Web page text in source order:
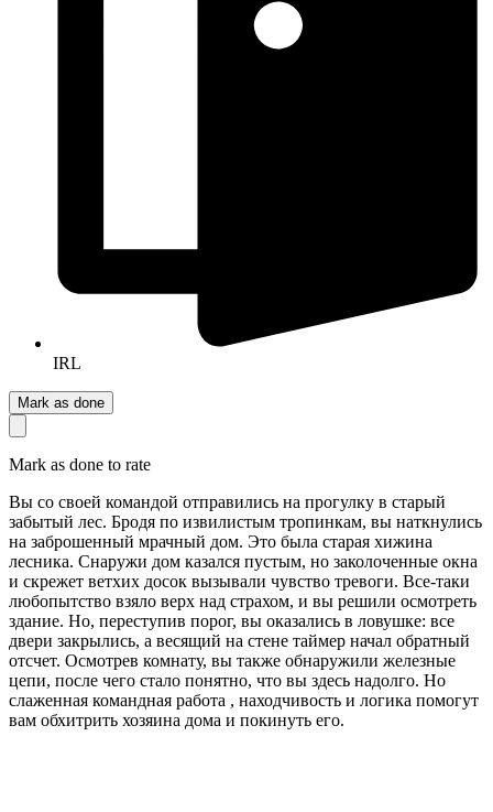
IRL
Mark as done
Mark as done to rate
Вы со своей командой отправились на прогулку в старый
забытый лес. Бродя по извилистым тропинкам, вы наткнулись
на заброшенный мрачный дом. Это была старая хижина
лесника. Снаружи дом казался пустым, но заколоченные окна
и скрежет ветхих досок вызывали чувство тревоги. Все-таки
любопытство взяло верх над страхом, и вы решили осмотреть
здание. Но, переступив порог, вы оказались в ловушке: все
двери закрылись, а весящий на стене таймер начал обратный
отсчет. Осмотрев комнату, вы также обнаружили железные
цепи, после чего стало понятно, что вы здесь надолго. Но
слаженная командная работа , находчивость и логика помогут
вам обхитрить хозяина дома и покинуть его.